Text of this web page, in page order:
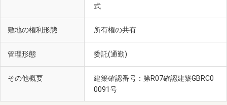
式
敷地の権利形態 所有権の共有
管理形態 委託(通勤)
その他概要
建築確認番号：第R07確認建築GBRC0
0091号